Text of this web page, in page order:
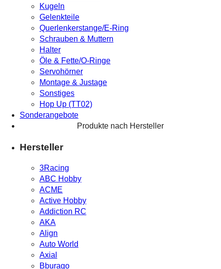
Kugeln
Gelenkteile
Querlenkerstange/E-Ring
Schrauben & Muttern
Halter
Öle & Fette/O-Ringe
Servohörner
Montage & Justage
Sonstiges
Hop Up (TT02)
Sonderangebote
Produkte nach Hersteller
Hersteller
3Racing
ABC Hobby
ACME
Active Hobby
Addiction RC
AKA
Align
Auto World
Axial
Bburago